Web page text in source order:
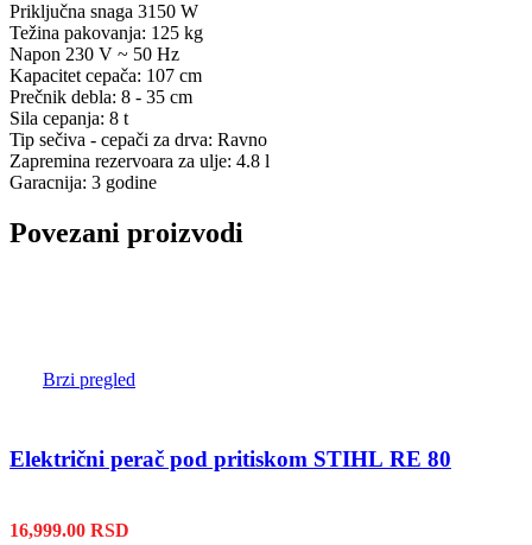
Priključna snaga 3150 W
Težina pakovanja: 125 kg
Napon 230 V ~ 50 Hz
Kapacitet cepača: 107 cm
Prečnik debla: 8 - 35 cm
Sila cepanja: 8 t
Tip sečiva - cepači za drva: Ravno
Zapremina rezervoara za ulje: 4.8 l
Garacnija: 3 godine
Povezani proizvodi
Brzi pregled
Električni perač pod pritiskom STIHL RE 80
16,999.00 RSD